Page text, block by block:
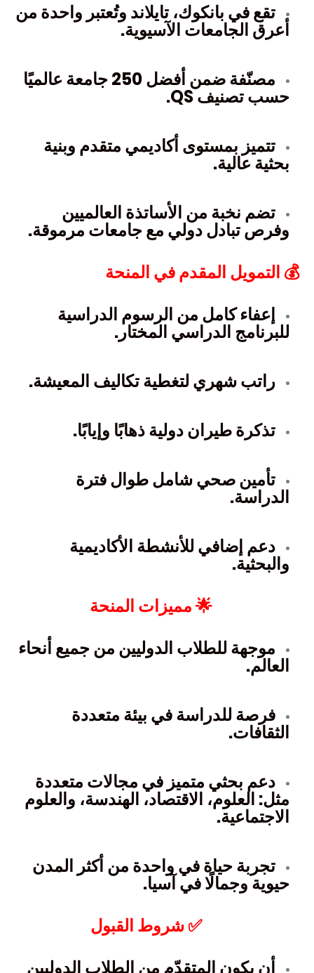
تقع في بانكوك، تايلاند وتُعتبر واحدة من
أعرق الجامعات الآسيوية.
مصنّفة ضمن أفضل 250 جامعة عالميًا
حسب تصنيف QS.
تتميز بمستوى أكاديمي متقدم وبنية
بحثية عالية.
تضم نخبة من الأساتذة العالميين
وفرص تبادل دولي مع جامعات مرموقة.
💰 التمويل المقدم في المنحة
إعفاء كامل من الرسوم الدراسية
للبرنامج الدراسي المختار.
راتب شهري لتغطية تكاليف المعيشة.
تذكرة طيران دولية ذهابًا وإيابًا.
تأمين صحي شامل طوال فترة
الدراسة.
دعم إضافي للأنشطة الأكاديمية
والبحثية.
🌟 مميزات المنحة
موجهة للطلاب الدوليين من جميع أنحاء
العالم.
فرصة للدراسة في بيئة متعددة
الثقافات.
دعم بحثي متميز في مجالات متعددة
مثل: العلوم، الاقتصاد، الهندسة، والعلوم
الاجتماعية.
تجربة حياة في واحدة من أكثر المدن
حيوية وجمالًا في آسيا.
✅ شروط القبول
أن يكون المتقدّم من الطلاب الدوليين